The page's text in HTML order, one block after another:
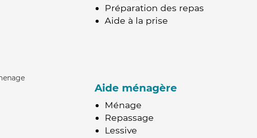
Préparation des repas
Aide à la prise
Aide ménagère
Ménage
Repassage
Lessive